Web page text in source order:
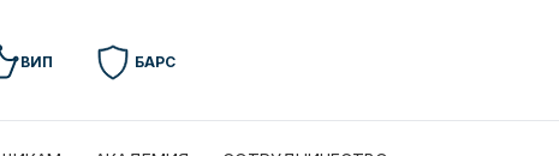
ВИП БАРС